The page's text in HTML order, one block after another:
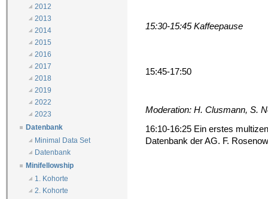
2012
2013
2014
2015
2016
2017
2018
2019
2022
2023
Datenbank
Minimal Data Set
Datenbank
Minifellowship
1. Kohorte
2. Kohorte
15:30-15:45 Kaffeepause
15:45-17:50
Moderation: H. Clusmann, S.
16:10-16:25 Ein erstes
Datenbank der AG. F.